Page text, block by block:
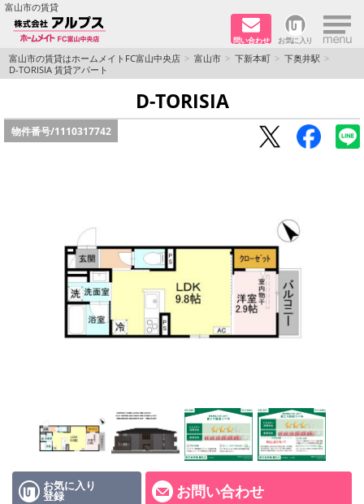
富山市の賃貸
問い合わせ お気に入り ×
TOPページ
ペット同居はご相談ください
路線·駅から探す
店舗情報·アクセス
メールでお問い合わせ
富山市の賃貸はホームメイトFC富山中央店 富山市 下新本町
下奥井駅
D-TORISIA 賃貸アパート
D-TORISIA
物件番号/1110317742
お気に入り
登録 お問い合わせ